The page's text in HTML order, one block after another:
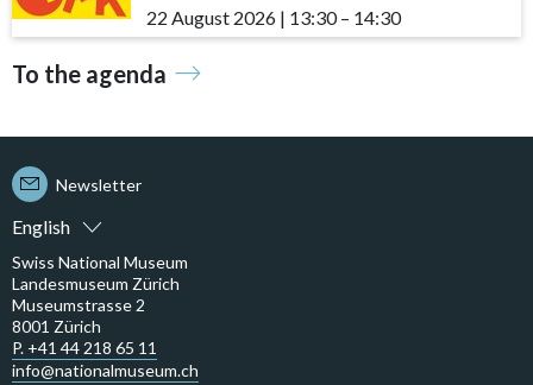
22 August 2026 | 13:30accessibility.time_to
– 14:30
To the agenda
English
Newsletter
Swiss National Museum
Landesmuseum Zürich
Museumstrasse 2
8001 Zürich
P. +41 44 218 65 11
info@nationalmuseum.ch